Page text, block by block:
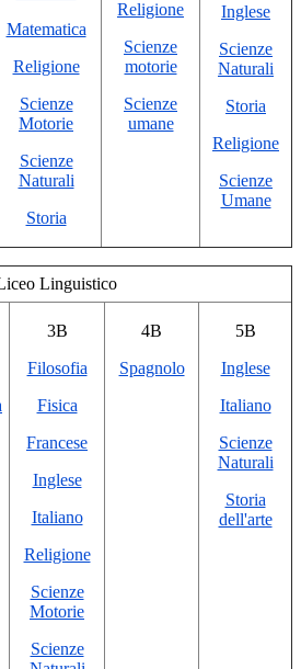
Matematica
Religione
Scienze
Motorie
Scienze
Naturali
Storia
Religione
Scienze
motorie
Scienze
umane
Inglese
Scienze
Naturali
Storia
Religione
Scienze
Umane
Linguistico
3B
Filosofia
Fisica
Francese
Inglese
Italiano
Religione
Scienze
Motorie
Scienze
4B
Spagnolo
5B
Inglese
Italiano
Scienze
Naturali
Storia
dell'arte